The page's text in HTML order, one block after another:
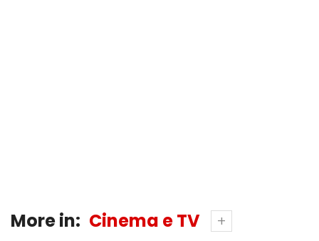
More in: Cinema e TV